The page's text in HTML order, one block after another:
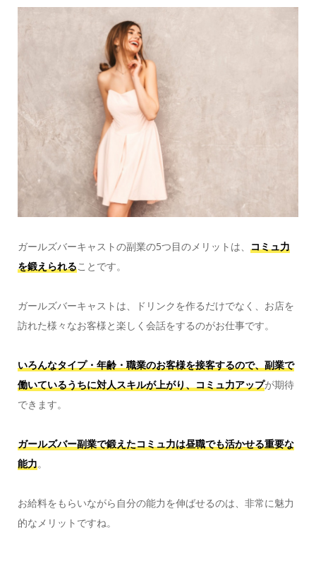
ガールズバーキャストの副業の5つ目のメリットは、 コミュ力
を鍛えられることです。
ガールズバーキャストは、ドリンクを作るだけでなく、お店を
訪れた様々なお客様と楽しく会話をするのがお仕事です。
いろんなタイプ・年齢・職業のお客様を接客するので、副業で
働いているうちに対人スキルが上がり、コミュ力アップが期待
できます。
ガールズバー副業で鍛えたコミュ力は昼職でも活かせる重要な
能力。
お給料をもらいながら自分の能力を伸ばせるのは、非常に魅力
的なメリットですね。